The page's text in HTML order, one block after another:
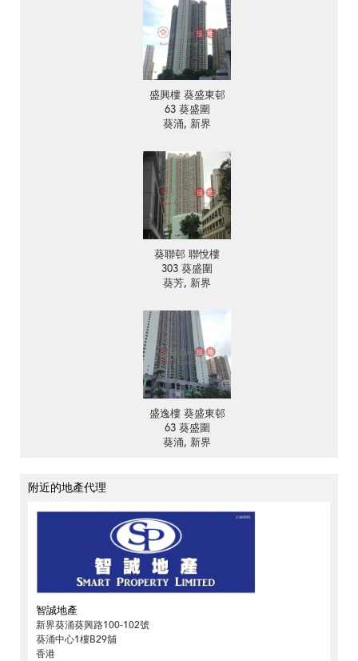
盛興樓 葵盛東邨
63 葵盛圍
葵涌, 新界
葵聯邨 聯悅樓
303 葵盛圍
葵芳, 新界
盛逸樓 葵盛東邨
63 葵盛圍
葵涌, 新界
附近的地產代理
智誠地產
新界葵涌葵興路100-102號
葵涌中心1樓B29舖
香港